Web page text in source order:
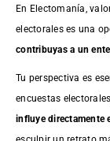
En Electomanía,
electorales es una
contribuyas a un
Tu perspectiva es
encuestas
influye directamente